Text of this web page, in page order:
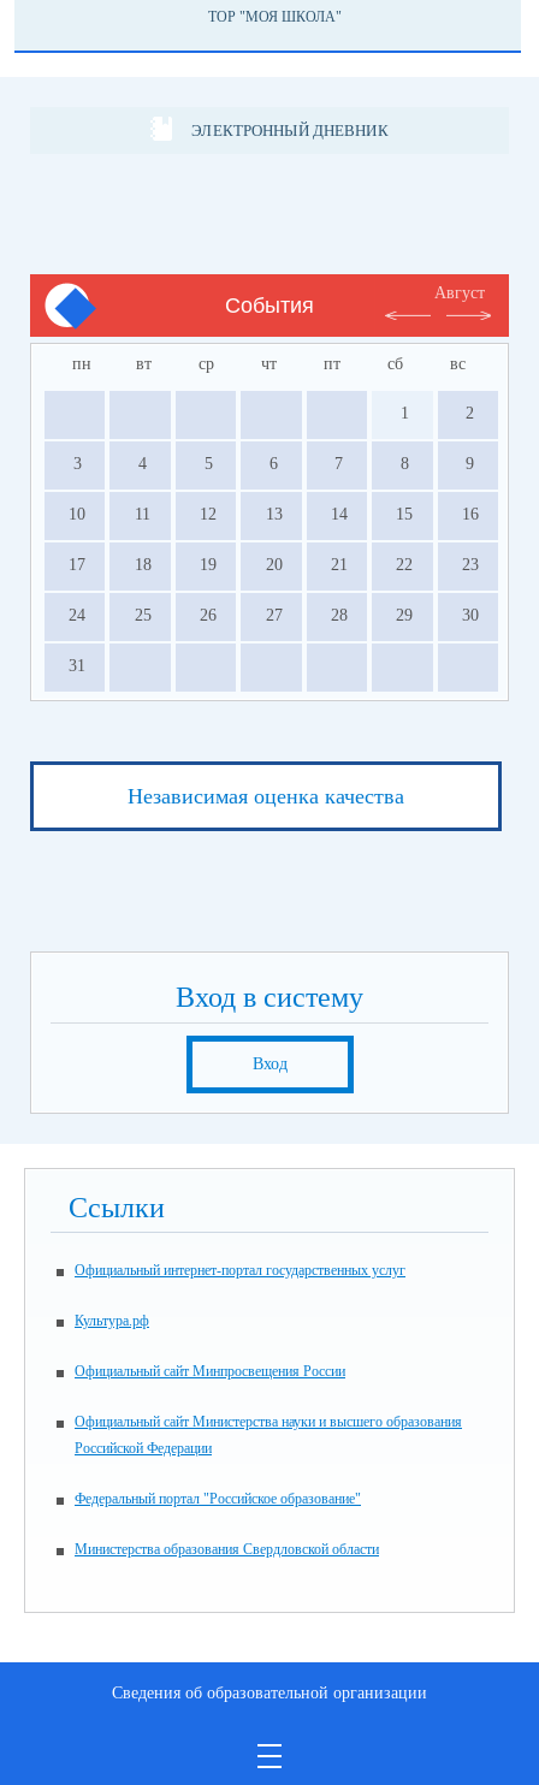
ТОР "МОЯ ШКОЛА"
ЭЛЕКТРОННЫЙ ДНЕВНИК
События
Август
пн вт ср чт пт сб вс
1 2
3 4 5 6 7 8 9
10 11 12 13 14 15 16
17 18 19 20 21 22 23
24 25 26 27 28 29 30
31
Независимая оценка качества
Вход в систему
Вход
Ссылки
Официальный интернет-портал государственных услуг
Культура.рф
Официальный сайт Минпросвещения России
Официальный сайт Министерства науки и высшего образования
Российской Федерации
Федеральный портал "Российское образование"
Министерства образования Свердловской области
Сведения об образовательной организации